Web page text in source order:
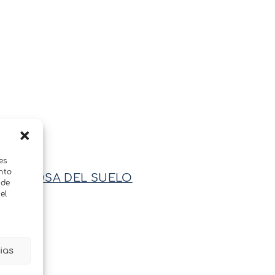
POROSA DEL SUELO